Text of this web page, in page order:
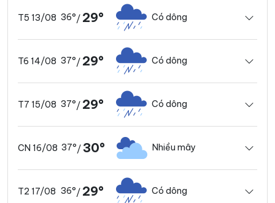
T5 13/08 36°/ 29° Có dông
T6 14/08 37°/ 29° Có dông
T7 15/08 37°/ 29° Có dông
CN 16/08 37°/30° Nhiều mây
T2 17/08 36°/ 29° Có dông